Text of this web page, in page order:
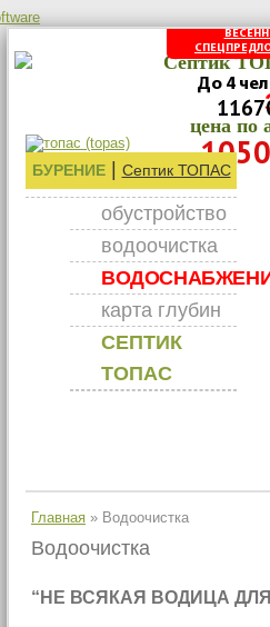
Септик
До 4
цена по
БУРЕНИЕ| Септик ТОПАС
обустройство
водоочистка
карта глубин
СЕПТИК
ТОПАС
Главная » Водоочистка
Водоочистка
“НЕ ВСЯКАЯ ВОДИЦА